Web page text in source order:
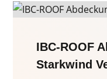
IBC-ROOF
Starkwind